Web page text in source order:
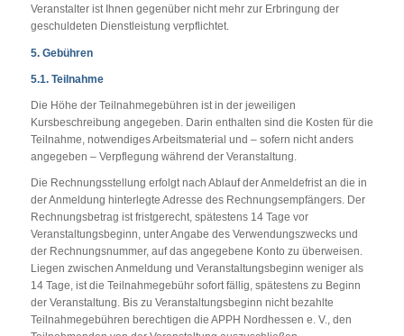
Veranstalter ist Ihnen gegenüber nicht mehr zur Erbringung der
geschuldeten Dienstleistung verpflichtet.
5. Gebühren
5.1. Teilnahme
Die Höhe der Teilnahmegebühren ist in der jeweiligen
Kursbeschreibung angegeben. Darin enthalten sind die Kosten für die
Teilnahme, notwendiges Arbeitsmaterial und – sofern nicht anders
angegeben – Verpflegung während der Veranstaltung.
Die Rechnungsstellung erfolgt nach Ablauf der Anmeldefrist an die in
der Anmeldung hinterlegte Adresse des Rechnungsempfängers. Der
Rechnungsbetrag ist fristgerecht, spätestens 14 Tage vor
Veranstaltungsbeginn, unter Angabe des Verwendungszwecks und
der Rechnungsnummer, auf das angegebene Konto zu überweisen.
Liegen zwischen Anmeldung und Veranstaltungsbeginn weniger als
14 Tage, ist die Teilnahmegebühr sofort fällig, spätestens zu Beginn
der Veranstaltung. Bis zu Veranstaltungsbeginn nicht bezahlte
Teilnahmegebühren berechtigen die APPH Nordhessen e. V., den